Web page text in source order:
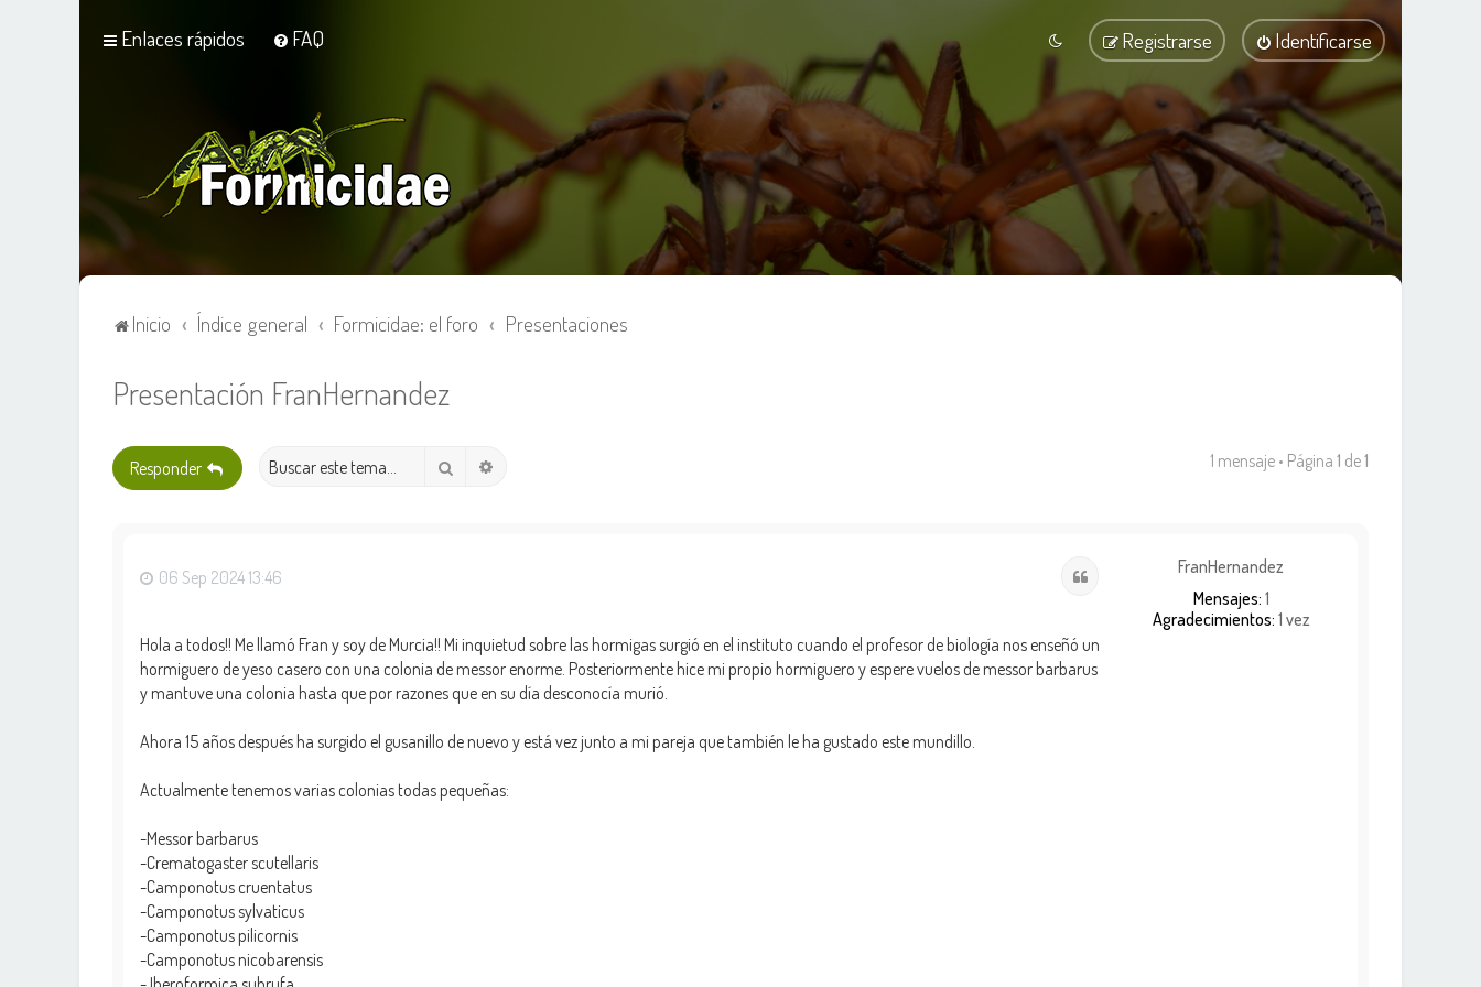
Enlaces rápidos FAQ Identificarse
Registrarse
Inicio Índice general Formicidae: el foro Presentaciones
Presentación FranHernandez
Responder Buscar 1 mensaje • Página 1 de1
FranHernandez
Mensajes: 1
Agradecimientos: 1 vez
06 Sep 2024 13:46
Hola a todos!! Me llamó Fran y soy de Murcia!! Mi inquietud sobre las hormigas surgió en el instituto cuando el profesor de biología nos enseñó un
hormiguero de yeso casero con una colonia de messor enorme. Posteriormente hice mi propio hormiguero y espere vuelos de messor barbarus
y mantuve una colonia hasta que por razones que en su día desconocía murió.
Ahora 15 años después ha surgido el gusanillo de nuevo y está vez junto a mi pareja que también le ha gustado este mundillo.
Actualmente tenemos varias colonias todas pequeñas:
-Messor barbarus
-Crematogaster scutellaris
-Camponotus cruentatus
-Camponotus sylvaticus
-Camponotus pilicornis
-Camponotus nicobarensis